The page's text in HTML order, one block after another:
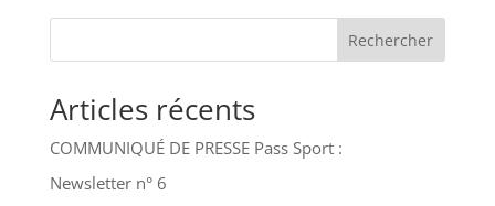
Rechercher
Articles récents
COMMUNIQUÉ DE PRESSE Pass Sport :
Newsletter n° 6